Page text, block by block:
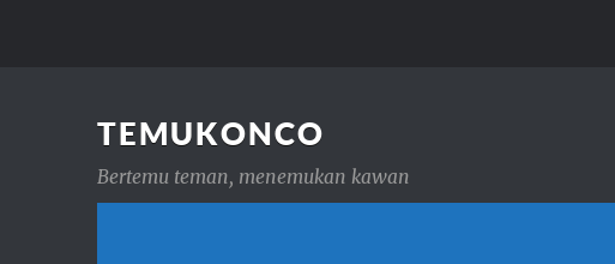
TEMUKONCO
Bertemu teman, menemukan kawan